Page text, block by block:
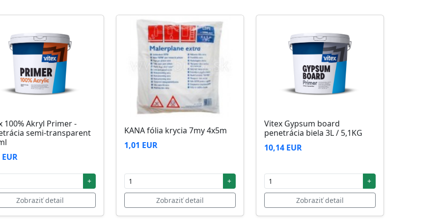
5°C až 25°C
100% Akryl Primer -
semi-transparent
+
Zobraziť detail
KANA fólia krycia 7my 4x5m
1,01 EUR
+
Zobraziť detail
Vitex Gypsum board
penetrácia biela 3L / 5,1KG
10,14 EUR
+
Zobraziť detail